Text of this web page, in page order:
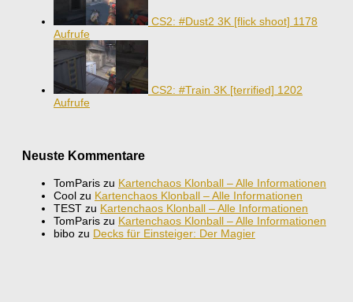
CS2: #Dust2 3K [flick shoot] 1178
Aufrufe
CS2: #Train 3K [terrified] 1202
Aufrufe
Neuste Kommentare
TomParis zu Kartenchaos Klonball – Alle Informationen
Cool zu Kartenchaos Klonball – Alle Informationen
TEST zu Kartenchaos Klonball – Alle Informationen
TomParis zu Kartenchaos Klonball – Alle Informationen
bibo zu Decks für Einsteiger: Der Magier